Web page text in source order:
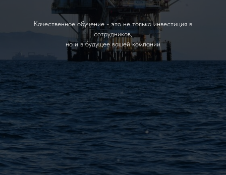
Качественное обучение - это не только инвестиция в
сотрудников,
но и в будущее вашей компании